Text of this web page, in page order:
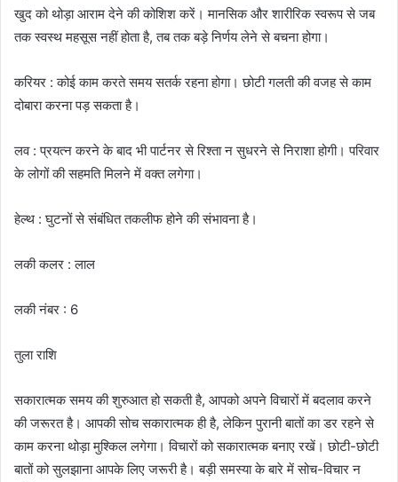
खुद को थोड़ा आराम देने की कोशिश करें। मानसिक और शारीरिक स्वरूप से जब
तक स्वस्थ महसूस नहीं होता है, तब तक बड़े निर्णय लेने से बचना होगा।
करियर : कोई काम करते समय सतर्क रहना होगा। छोटी गलती की वजह से काम
दोबारा करना पड़ सकता है।
लव : प्रयत्न करने के बाद भी पार्टनर से रिश्ता न सुधरने से निराशा होगी। परिवार
के लोगों की सहमति मिलने में वक्त लगेगा।
हेल्थ : घुटनों से संबंधित तकलीफ होने की संभावना है।
लकी कलर : लाल
लकी नंबर : 6
तुला राशि
सकारात्मक समय की शुरुआत हो सकती है, आपको अपने विचारों में बदलाव करने
की जरूरत है। आपकी सोच सकारात्मक ही है, लेकिन पुरानी बातों का डर रहने से
काम करना थोड़ा मुश्किल लगेगा। विचारों को सकारात्मक बनाए रखें। छोटी-छोटी
बातों को सुलझाना आपके लिए जरूरी है। बड़ी समस्या के बारे में सोच-विचार न